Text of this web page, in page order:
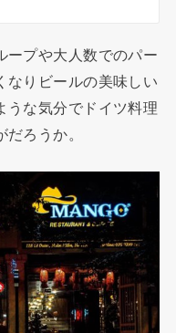
ープや大人数でのパー
なりビールの美味しい
うな気分でドイツ料理
ろうか。